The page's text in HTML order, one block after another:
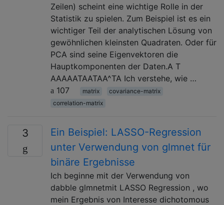
Zeilen) scheint eine wichtige Rolle in der
Statistik zu spielen. Zum Beispiel ist es ein
wichtiger Teil der analytischen Lösung von
gewöhnlichen kleinsten Quadraten. Oder für
PCA sind seine Eigenvektoren die
Hauptkomponenten der Daten.A T
AAAAATAATAA^TA Ich verstehe, wie …
107
matrix
covariance-matrix
correlation-matrix
3
Ein Beispiel: LASSO-Regression
unter Verwendung von glmnet für
binäre Ergebnisse
Ich beginne mit der Verwendung von
dabble glmnetmit LASSO Regression , wo
mein Ergebnis von Interesse dichotomous